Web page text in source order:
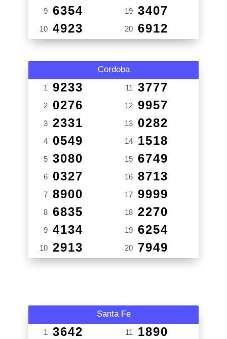
9 6354
10 4923
19 3407
20 6912
Cordoba
1 9233
2 0276
3 2331
4 0549
5 3080
6 0327
7 8900
8 6835
9 4134
10 2913
11 3777
12 9957
13 0282
14 1518
15 6749
16 8713
17 9999
18 2270
19 6254
20 7949
Santa Fe
1 3642 11 1890